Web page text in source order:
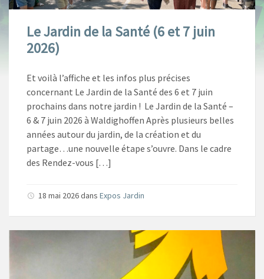
Le Jardin de la Santé (6 et 7 juin
2026)
Et voilà l’affiche et les infos plus précises
concernant Le Jardin de la Santé des 6 et 7 juin
prochains dans notre jardin ! Le Jardin de la Santé –
6 & 7 juin 2026 à Waldighoffen Après plusieurs belles
années autour du jardin, de la création et du
partage…une nouvelle étape s’ouvre. Dans le cadre
des Rendez-vous […]
18 mai 2026dans Expos Jardin